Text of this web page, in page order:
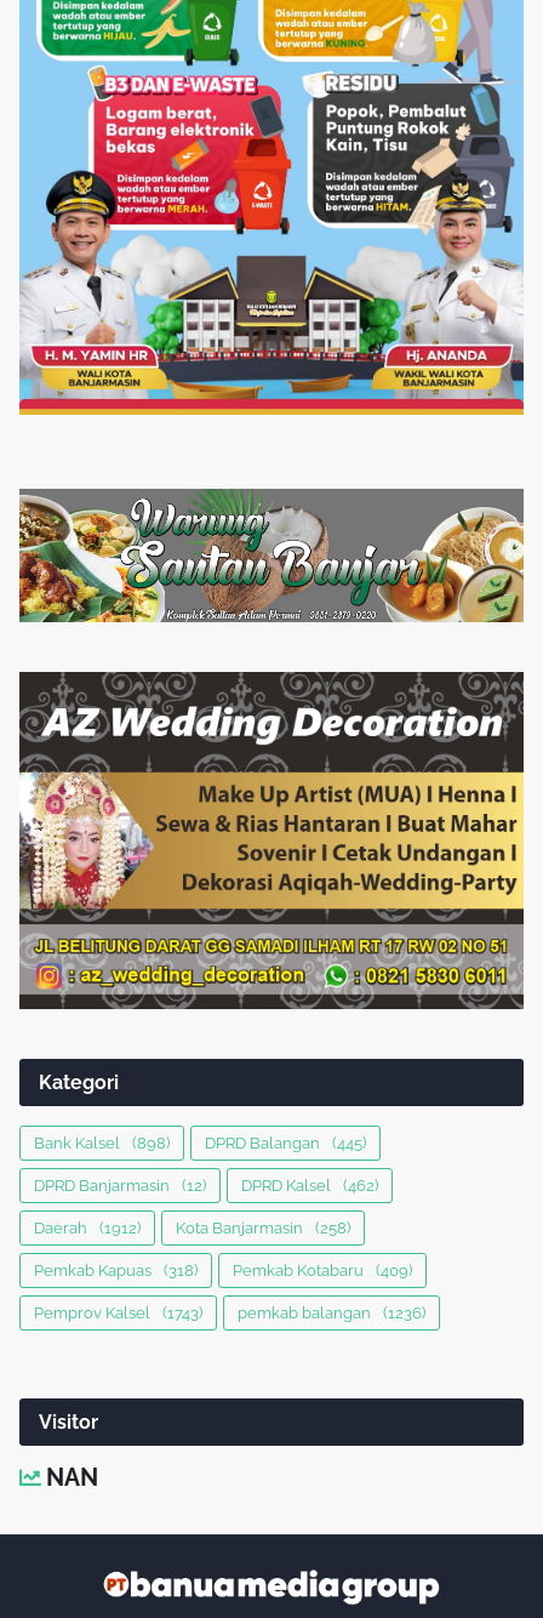
Kategori
Bank Kalsel (898) DPRD Balangan (445)
DPRD Banjarmasin (12) DPRD Kalsel (462)
Daerah (1912) Kota Banjarmasin (258)
Pemkab Kapuas (318) Pemkab Kotabaru (409)
Pemprov Kalsel (1743) pemkab balangan (1236)
Visitor
NAN